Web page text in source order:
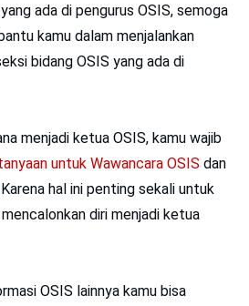
ada di pengurus OSIS, semoga
kamu dalam menjalankan
bidang OSIS yang ada di
menjadi ketua OSIS, kamu wajib
untuk Wawancara OSIS dan
Karena hal ini penting sekali untuk
diri menjadi ketua
OSIS lainnya kamu bisa